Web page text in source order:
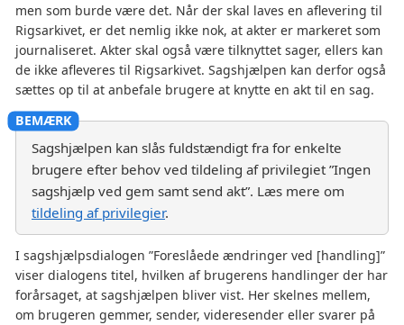
men som burde være det. Når der skal laves en aflevering til
Rigsarkivet, er det nemlig ikke nok, at akter er markeret som
journaliseret. Akter skal også være tilknyttet sager, ellers kan
de ikke afleveres til Rigsarkivet. Sagshjælpen kan derfor også
sættes op til at anbefale brugere at knytte en akt til en sag.
Sagshjælpen kan slås fuldstændigt fra for enkelte
brugere efter behov ved tildeling af privilegiet ”Ingen
sagshjælp ved gem samt send akt”. Læs mere om
tildeling af privilegier.
I sagshjælpsdialogen ”Foreslåede ændringer ved [handling]”
viser dialogens titel, hvilken af brugerens handlinger der har
forårsaget, at sagshjælpen bliver vist. Her skelnes mellem,
om brugeren gemmer, sender, videresender eller svarer på